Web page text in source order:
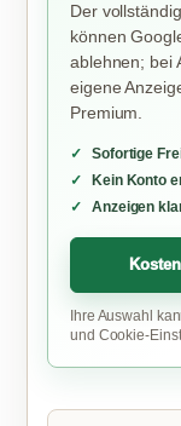
Der
können
ablehnen; bei
eigene
Premium.
Sofortige
Kein Konto
Anzeigen
Ihre Auswahl
und Cookie-